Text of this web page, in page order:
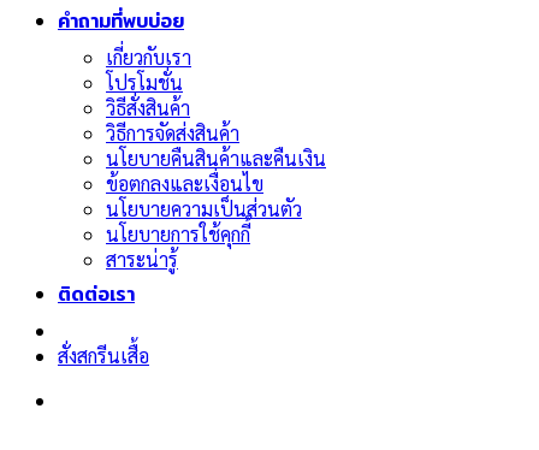
คำถามที่พบบ่อย
เกี่ยวกับเรา
โปรโมชั่น
วิธีสั่งสินค้า
วิธีการจัดส่งสินค้า
นโยบายคืนสินค้าและคืนเงิน
ข้อตกลงและเงื่อนไข
นโยบายความเป็นส่วนตัว
นโยบายการใช้คุกกี้
สาระน่ารู้
ติดต่อเรา
สั่งสกรีนเสื้อ